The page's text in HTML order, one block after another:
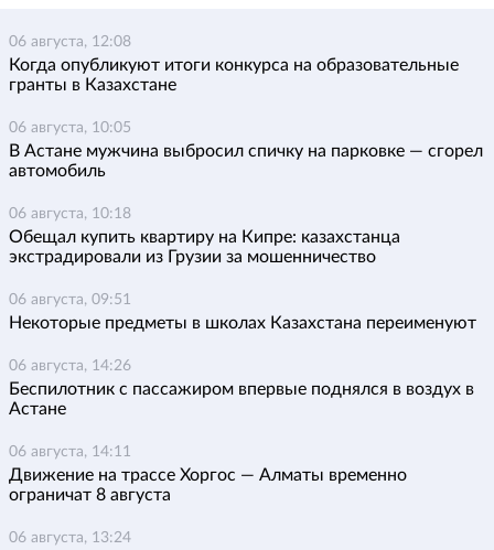
06 августа, 12:08
Когда опубликуют итоги конкурса на образовательные
гранты в Казахстане
06 августа, 10:05
В Астане мужчина выбросил спичку на парковке — сгорел
автомобиль
06 августа, 10:18
Обещал купить квартиру на Кипре: казахстанца
экстрадировали из Грузии за мошенничество
06 августа, 09:51
Некоторые предметы в школах Казахстана переименуют
06 августа, 14:26
Беспилотник с пассажиром впервые поднялся в воздух в
Астане
06 августа, 14:11
Движение на трассе Хоргос — Алматы временно
ограничат 8 августа
06 августа, 13:24